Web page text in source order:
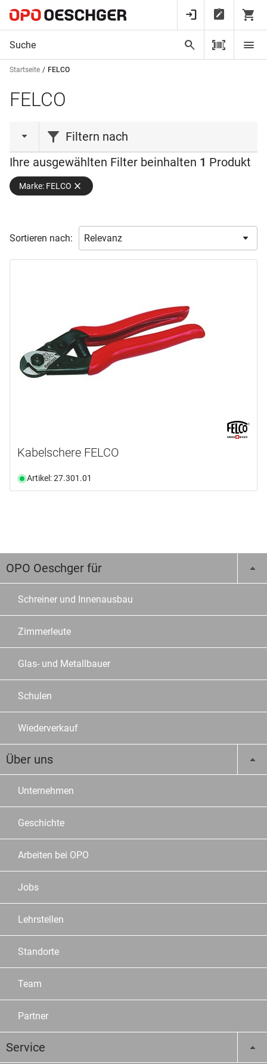
Startseite FELCO
FELCO
Filtern nach
Verfügbarkeit
Ab Lager verfügbar
Ihre ausgewählten Filter beinhalten 1 Produkt
Marke: FELCO
Sortieren nach:
Kabelschere FELCO
Artikel: 27.301.01
OPO Oeschger für
Schreiner und Innenausbau
Zimmerleute
Glas- und Metallbauer
Schulen
Wiederverkauf
Über uns
Unternehmen
Geschichte
Arbeiten bei OPO
Jobs
Lehrstellen
Standorte
Team
Partner
Service